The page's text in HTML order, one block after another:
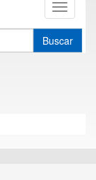
Toggle
Buscar